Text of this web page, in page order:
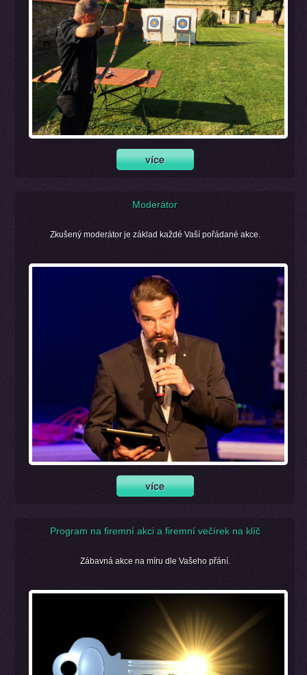
Moderátor
Zkušený moderátor je základ každé Vaší pořádané akce.
Program na firemní akci a firemní večírek na klíč
Zábavná akce na míru dle Vašeho přání.